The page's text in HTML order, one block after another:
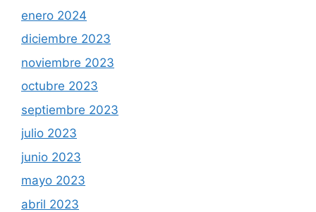
enero 2024
diciembre 2023
noviembre 2023
octubre 2023
septiembre 2023
julio 2023
junio 2023
mayo 2023
abril 2023